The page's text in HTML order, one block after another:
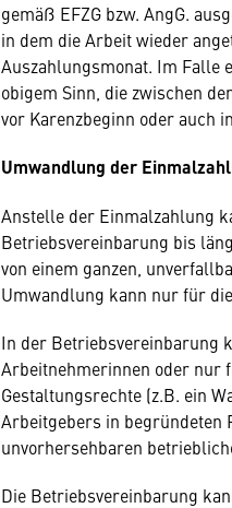
gemäß EFZG bzw. AngG.
in dem die Arbeit wieder
Auszahlungsmonat. Im Falle
obigem Sinn, die zwischen
vor Karenzbeginn oder auch
Umwandlung der
Anstelle der Einmalzahlung
Betriebsvereinbarung bis
von einem ganzen,
Umwandlung kann nur für
In der Betriebsvereinbarung
Arbeitnehmerinnen oder nur
Gestaltungsrechte (z.B. ein
Arbeitgebers in begründeten
unvorhersehbaren
Die Betriebsvereinbarung